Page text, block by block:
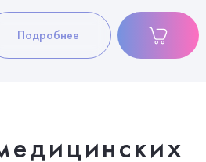
Подробнее